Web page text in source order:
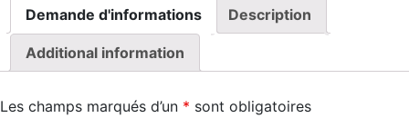
Demande d'informations Description
Additional information
Les champs marqués d’un * sont obligatoires